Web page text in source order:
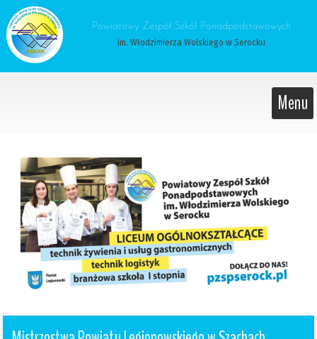
Powiatowy Zespół Szkół Ponadpodstawowych
im. Włodzimierza Wolskiego w Serocku
Menu